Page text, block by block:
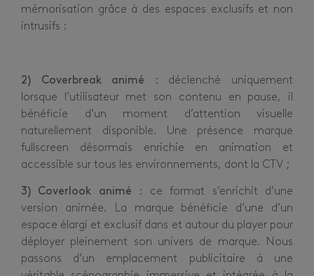
mémorisation grâce à des espaces exclusifs et non
intrusifs :
2) Coverbreak animé : déclenché uniquement
lorsque l’utilisateur met son contenu en pause, il
bénéficie d’un moment d’attention visuelle
naturellement disponible. Une présence marque
fullscreen désormais enrichie en animation et
accessible sur tous les environnements, dont la CTV ;
3) Coverlook animé : ce format s’enrichit d’une
version animée. La marque bénéficie d’une d’un
espace élargi et exclusif dans et autour du player pour
déployer pleinement son univers de marque. Nous
passons d’un emplacement publicitaire à une